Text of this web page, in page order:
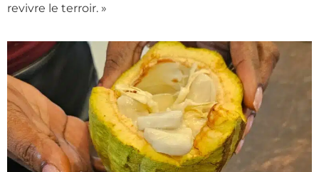
revivre le terroir. »